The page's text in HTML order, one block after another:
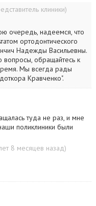
клиники)
очередь, надеемся, что
ортодонтического
Надежды Васильевны.
вопросы, обращайтесь к
Мы всегда рады
Кравченко".
туда не раз, и мне
поликлиники были
8 месяцев назад)